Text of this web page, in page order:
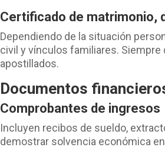
Certificado de matrimonio,
Dependiendo de la situación
civil y vínculos familiares.
apostillados.
Documentos
Comprobantes de ingresos
Incluyen recibos de sueldo,
demostrar solvencia económica